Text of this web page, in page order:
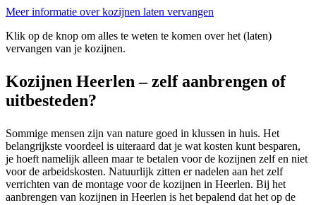
Meer informatie over kozijnen laten vervangen
Klik op de knop om alles te weten te komen over het (laten)
vervangen van je kozijnen.
Kozijnen Heerlen – zelf aanbrengen of
uitbesteden?
Sommige mensen zijn van nature goed in klussen in huis. Het
belangrijkste voordeel is uiteraard dat je wat kosten kunt besparen,
je hoeft namelijk alleen maar te betalen voor de kozijnen zelf en niet
voor de arbeidskosten. Natuurlijk zitten er nadelen aan het zelf
verrichten van de montage voor de kozijnen in Heerlen. Bij het
aanbrengen van kozijnen in Heerlen is het bepalend dat het op de